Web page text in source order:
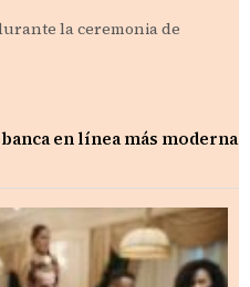
en línea más moderna